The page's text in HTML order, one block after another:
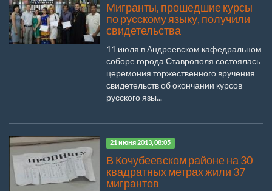
Мигранты, прошедшие курсы
по русскому языку, получили
свидетельства
11 июля в Андреевском кафедральном
соборе города Ставрополя состоялась
церемония торжественного вручения
свидетельств об окончании курсов
русского язы...
21 июня 2013, 08:05
В Кочубеевском районе на 30
квадратных метрах жили 37
мигрантов